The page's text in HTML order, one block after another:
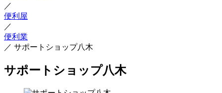
／
便利屋
／
便利業
／ サポートショップ八木
サポートショップ八木